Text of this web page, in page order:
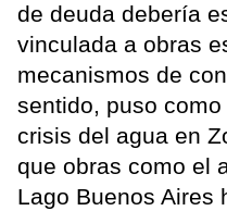
de deuda debería
vinculada a obras
mecanismos de
sentido, puso
crisis del agua en
que obras como el
Lago Buenos Aires